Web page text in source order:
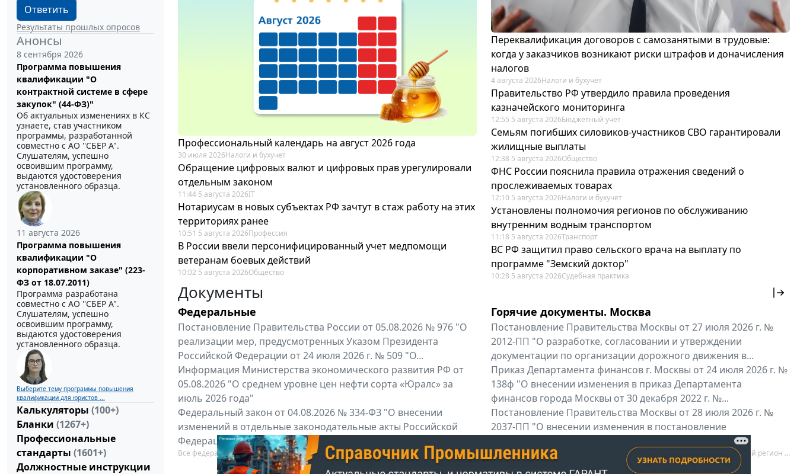
Ответить
Результаты прошлых опросов
Анонсы
8 сентября 2026
Программа повышения
квалификации "О
контрактной системе в сфере
закупок" (44-ФЗ)"
Об актуальных изменениях в КС
узнаете, став участником
программы, разработанной
совместно с АО ''СБЕР А".
Слушателям, успешно
освоившим программу,
выдаются удостоверения
установленного образца.
11 августа 2026
Программа повышения
квалификации "О
корпоративном заказе" (223-
ФЗ от 18.07.2011)
Программа разработана
совместно с АО ''СБЕР А".
Слушателям, успешно
освоившим программу,
выдаются удостоверения
установленного образца.
Выберите тему программы повышения
квалификации для юристов ...
Калькуляторы (100+)
Бланки (1267+)
Профессиональные
стандарты (1601+)
Должностные инструкции
Профессиональный календарь на август 2026 года
30 июля 2026Налоги и бухучет
Обращение цифровых валют и цифровых прав урегулировали
отдельным законом
11:44 5 августа 2026IT
Нотариусам в новых субъектах РФ зачтут в стаж работу на этих
территориях ранее
10:51 5 августа 2026Профессия
В России ввели персонифицированный учет медпомощи
ветеранам боевых действий
10:02 5 августа 2026Общество
Переквалификация договоров с самозанятыми в трудовые:
когда у заказчиков возникают риски штрафов и доначисления
налогов
4 августа 2026Налоги и бухучет
Правительство РФ утвердило правила проведения
казначейского мониторинга
12:55 5 августа 2026Бюджетный учет
Семьям погибших силовиков-участников СВО гарантировали
жилищные выплаты
12:38 5 августа 2026Общество
ФНС России пояснила правила отражения сведений о
прослеживаемых товарах
12:10 5 августа 2026Налоги и бухучет
Установлены полномочия регионов по обслуживанию
внутренним водным транспортом
11:18 5 августа 2026Транспорт
ВС РФ защитил право сельского врача на выплату по
программе "Земский доктор"
10:28 5 августа 2026Судебная практика
Документы
Федеральные
Постановление Правительства России от 05.08.2026 № 976 "О
реализации мер, предусмотренных Указом Президента
Российской Федерации от 24 июля 2026 г. № 509 "О...
Информация Министерства экономического развития РФ от
05.08.2026 "О среднем уровне цен нефти сорта «Юралс» за
июль 2026 года"
Федеральный закон от 04.08.2026 № 334-ФЗ "О внесении
изменений в отдельные законодательные акты Российской
Федерации"
Все федеральные документы
Горячие документы. Москва
Постановление Правительства Москвы от 27 июля 2026 г. №
2012-ПП "О разработке, согласовании и утверждении
документации по организации дорожного движения в...
Приказ Департамента финансов г. Москвы от 24 июля 2026 г. №
138ф "О внесении изменения в приказ Департамента
финансов города Москвы от 30 декабря 2022 г. №...
Постановление Правительства Москвы от 28 июля 2026 г. №
2037-ПП "О внесении изменения в постановление
Правительства Москвы от 26 июля 2011 г. № 334-ПП"
Все региональные документы Мой регион ...